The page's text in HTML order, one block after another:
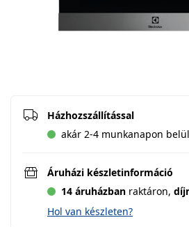
Házhozszállítással
akár 2-4 munkanapon
Áruházi készletinformáció
14 áruházban raktáron,
Hol van készleten?